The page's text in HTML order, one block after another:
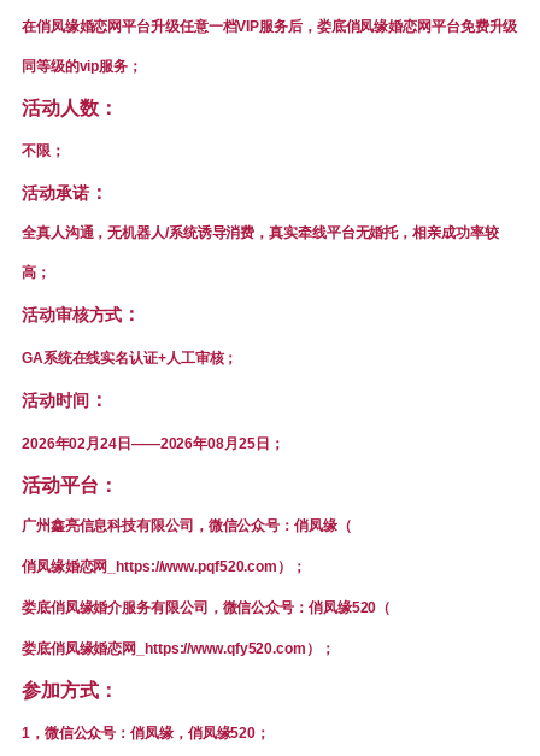
在俏凤缘婚恋网平台升级任意一档VIP服务后，娄底俏凤缘婚恋网平台免费升级
同等级的vip服务；
活动人数：
不限；
活动承诺：
全真人沟通，无机器人/系统诱导消费，真实牵线平台无婚托，相亲成功率较
高；
活动审核方式 ：
GA系统在线实名认证+人工审核；
活动时间：
2026年02月24日——2026年08月25日；
活动平台：
广州鑫亮信息科技有限公司， 微信公众号：俏凤缘（
俏凤缘婚恋网_https://www.pqf520.com）；
娄底俏凤缘婚介服务有限公司， 微信公众号：俏凤缘520 （
娄底俏凤缘婚恋网_https://www.qfy520.com）；
参加方式：
1，微信公众号：俏凤缘，俏凤缘520；